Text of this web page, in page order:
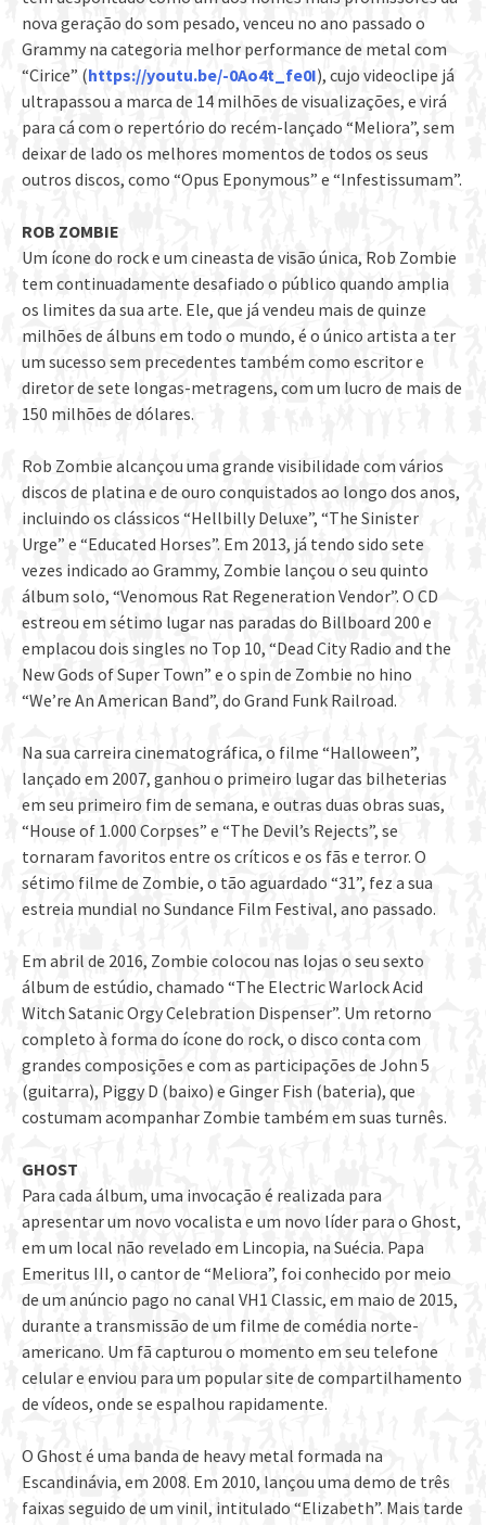
nova geração do som pesado, venceu no ano passado o
Grammy na categoria melhor performance de metal com
“Cirice” (https://youtu.be/-0Ao4t_fe0I), cujo videoclipe já
ultrapassou a marca de 14 milhões de visualizações, e virá
para cá com o repertório do recém-lançado “Meliora”, sem
deixar de lado os melhores momentos de todos os seus
outros discos, como “Opus Eponymous” e “Infestissumam”.
ROB ZOMBIE
Um ícone do rock e um cineasta de visão única, Rob Zombie
tem continuadamente desafiado o público quando amplia
os limites da sua arte. Ele, que já vendeu mais de quinze
milhões de álbuns em todo o mundo, é o único artista a ter
um sucesso sem precedentes também como escritor e
diretor de sete longas-metragens, com um lucro de mais de
150 milhões de dólares.
Rob Zombie alcançou uma grande visibilidade com vários
discos de platina e de ouro conquistados ao longo dos anos,
incluindo os clássicos “Hellbilly Deluxe”, “The Sinister
Urge” e “Educated Horses”. Em 2013, já tendo sido sete
vezes indicado ao Grammy, Zombie lançou o seu quinto
álbum solo, “Venomous Rat Regeneration Vendor”. O CD
estreou em sétimo lugar nas paradas do Billboard 200 e
emplacou dois singles no Top 10, “Dead City Radio and the
New Gods of Super Town” e o spin de Zombie no hino
“We’re An American Band”, do Grand Funk Railroad.
Na sua carreira cinematográfica, o filme “Halloween”,
lançado em 2007, ganhou o primeiro lugar das bilheterias
em seu primeiro fim de semana, e outras duas obras suas,
“House of 1.000 Corpses” e “The Devil’s Rejects”, se
tornaram favoritos entre os críticos e os fãs e terror. O
sétimo filme de Zombie, o tão aguardado “31”, fez a sua
estreia mundial no Sundance Film Festival, ano passado.
Em abril de 2016, Zombie colocou nas lojas o seu sexto
álbum de estúdio, chamado “The Electric Warlock Acid
Witch Satanic Orgy Celebration Dispenser”. Um retorno
completo à forma do ícone do rock, o disco conta com
grandes composições e com as participações de John 5
(guitarra), Piggy D (baixo) e Ginger Fish (bateria), que
costumam acompanhar Zombie também em suas turnês.
GHOST
Para cada álbum, uma invocação é realizada para
apresentar um novo vocalista e um novo líder para o Ghost,
em um local não revelado em Lincopia, na Suécia. Papa
Emeritus III, o cantor de “Meliora”, foi conhecido por meio
de um anúncio pago no canal VH1 Classic, em maio de 2015,
durante a transmissão de um filme de comédia norte-
americano. Um fã capturou o momento em seu telefone
celular e enviou para um popular site de compartilhamento
de vídeos, onde se espalhou rapidamente.
O Ghost é uma banda de heavy metal formada na
Escandinávia, em 2008. Em 2010, lançou uma demo de três
faixas seguido de um vinil, intitulado “Elizabeth”. Mais tarde